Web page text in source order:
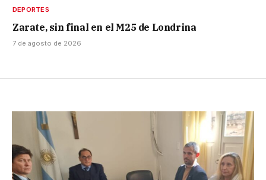
DEPORTES
Zarate, sin final en el M25 de Londrina
7 de agosto de 2026